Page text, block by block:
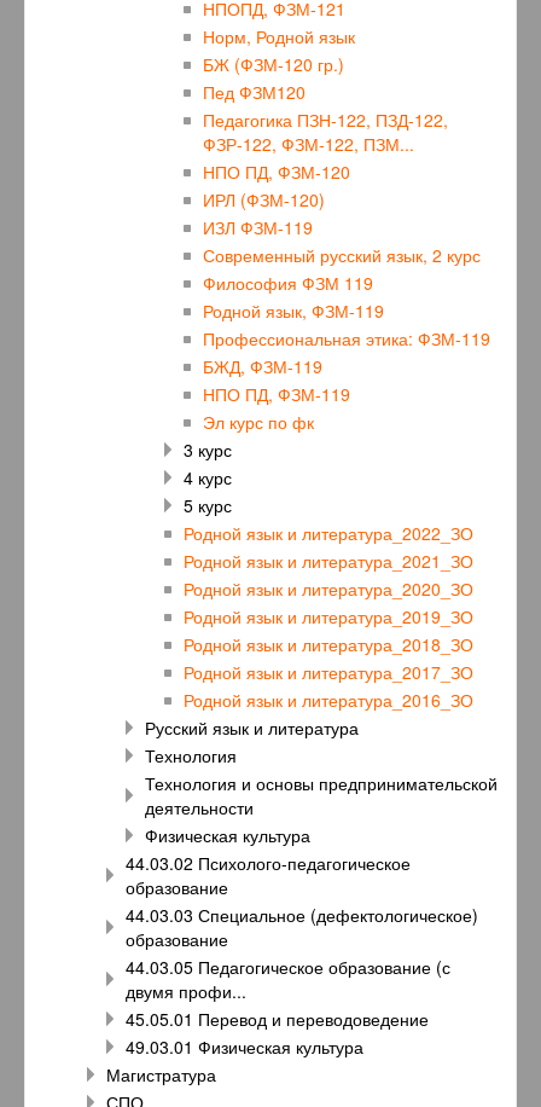
НПОПД, ФЗМ-121
Норм, Родной язык
БЖ (ФЗМ-120 гр.)
Пед ФЗМ120
Педагогика ПЗН-122, ПЗД-122,
ФЗР-122, ФЗМ-122, ПЗМ...
НПО ПД, ФЗМ-120
ИРЛ (ФЗМ-120)
ИЗЛ ФЗМ-119
Современный русский язык, 2 курс
Философия ФЗМ 119
Родной язык, ФЗМ-119
Профессиональная этика: ФЗМ-119
БЖД, ФЗМ-119
НПО ПД, ФЗМ-119
Эл курс по фк
3 курс
4 курс
5 курс
Родной язык и литература_2022_ЗО
Родной язык и литература_2021_ЗО
Родной язык и литература_2020_ЗО
Родной язык и литература_2019_ЗО
Родной язык и литература_2018_ЗО
Родной язык и литература_2017_ЗО
Родной язык и литература_2016_ЗО
Русский язык и литература
Технология
Технология и основы предпринимательской
деятельности
Физическая культура
44.03.02 Психолого-педагогическое
образование
44.03.03 Специальное (дефектологическое)
образование
44.03.05 Педагогическое образование (с
двумя профи...
45.05.01 Перевод и переводоведение
49.03.01 Физическая культура
Магистратура